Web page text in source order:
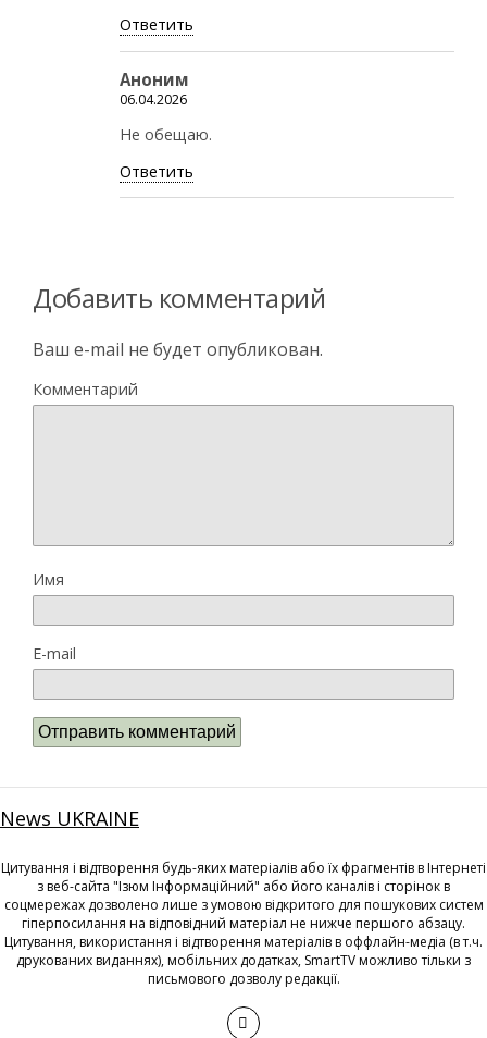
Ответить
Аноним
06.04.2026
Не обещаю.
Ответить
Добавить комментарий
Ваш e-mail не будет опубликован.
Комментарий
Имя
E-mail
News UKRAINE
Цитування і відтворення будь-яких матеріалів або їх фрагментів в Інтернеті
з веб-сайта "Ізюм Інформаційний" або його каналів і сторінок в
соцмережах дозволено лише з умовою відкритого для пошукових систем
гіперпосилання на відповідний матеріал не нижче першого абзацу.
Цитування, використання і відтворення матеріалів в оффлайн-медіа (в т.ч.
друкованих виданнях), мобільних додатках, SmartTV можливо тільки з
письмового дозволу редакції.